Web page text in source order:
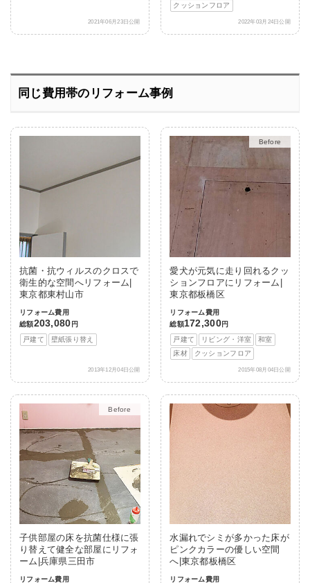
2021年06月23日公開
クッションフロア
2022年03月24日公開
同じ費用帯のリフォーム事例
抗菌・抗ウィルスのクロスで
衛生的な空間へリフォーム|
東京都東村山市
リフォーム費用
総額203,080 円
戸建て
壁紙張り替え
2013年12月04日公開
After
愛犬が元気に走り回れるクッ
ションフロアにリフォーム|
東京都板橋区
リフォーム費用
総額172,300円
戸建て
リビング・洋室
和室
床材
クッションフロア
2015年08月04日公開
After
子供部屋の床を抗菌仕様に張
り替えて健全な部屋にリフォ
ーム|兵庫県三田市
リフォーム費用
水漏れでシミが多かった床が
ピンクカラーの優しい空間
へ|東京都板橋区
リフォーム費用